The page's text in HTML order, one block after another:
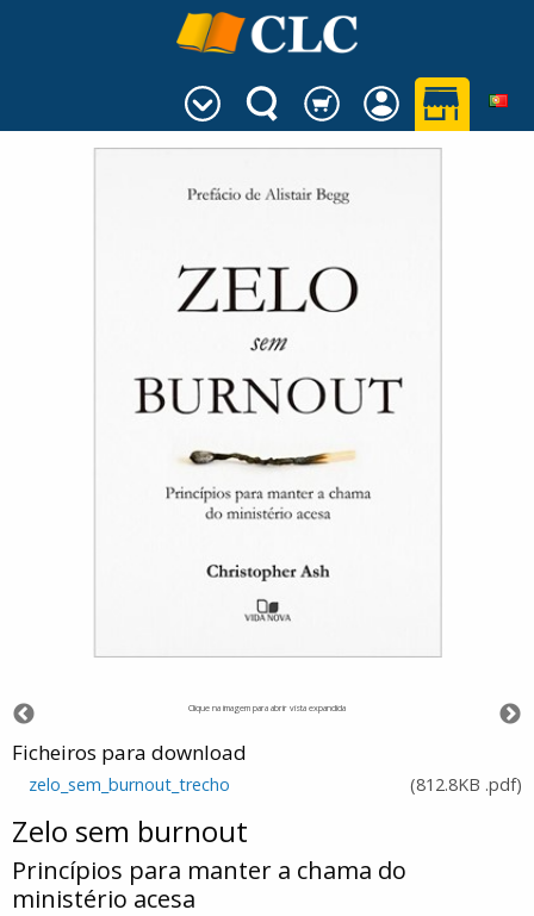
Clique na imagem para abrir vista expandida
Ficheiros para download
zelo_sem_burnout_trecho (812.8KB .pdf)
Zelo sem burnout
Princípios para manter a chama do
ministério acesa